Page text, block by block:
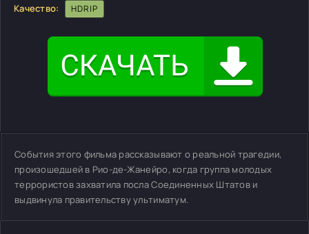
Качество:
HDRIP
События этого фильма рассказывают о реальной трагедии,
произошедшей в Рио-де-Жанейро, когда группа молодых
террористов захватила посла Соединенных Штатов и
выдвинула правительству ультиматум.